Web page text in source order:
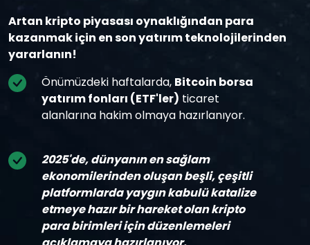
Artan kripto piyasası oynaklığından para
kazanmak için en son yatırım teknolojilerinden
yararlanın!
Önümüzdeki haftalarda, Bitcoin borsa
yatırım fonları (ETF'ler) ticaret
alanlarına hakim olmaya hazırlanıyor.
2025'de, dünyanın en sağlam
ekonomilerinden oluşan beşli, çeşitli
platformlarda yaygın kabulü katalize
etmeye hazır bir hareket olan kripto
para birimleri için düzenlemeleri